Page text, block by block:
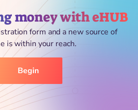
money with eHUB
form and a new source of
is within your reach.
Begin